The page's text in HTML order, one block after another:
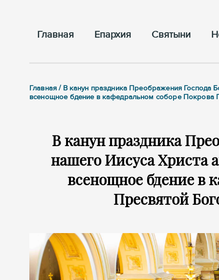
Главная Епархия Cвятыни
Главная / В канун праздника Преображения Господа
всенощное бдение в кафедральном соборе Покрова
В канун праздника
нашего Иисуса Христа
всенощное бдение в
Пресвятой